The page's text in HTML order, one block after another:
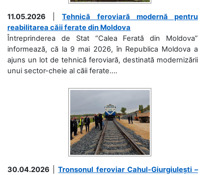
11.05.2026 |Tehnică feroviară modernă pentru
reabilitarea căii ferate din Moldova
Întreprinderea de Stat “Calea Ferată din Moldova”
informează, că la 9 mai 2026, în Republica Moldova a
ajuns un lot de tehnică feroviară, destinată modernizării
unui sector-cheie al căii ferate....
30.04.2026 |Tronsonul feroviar Cahul-Giurgiulești –